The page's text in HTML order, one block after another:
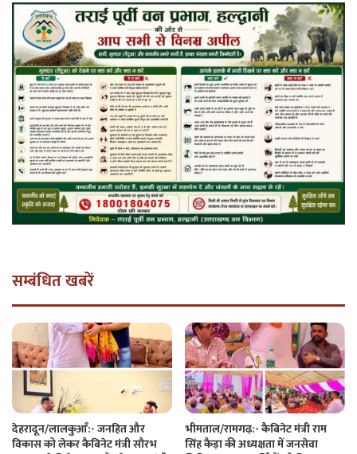
सम्बंधित खबरें
देहरादून/लालकुआँ:- जनहित और
विकास को लेकर कैबिनेट मंत्री सौरभ
भीमताल/रामगढ़:- कैबिनेट मंत्री राम
सिंह कैड़ा की अध्यक्षता में जनसेवा